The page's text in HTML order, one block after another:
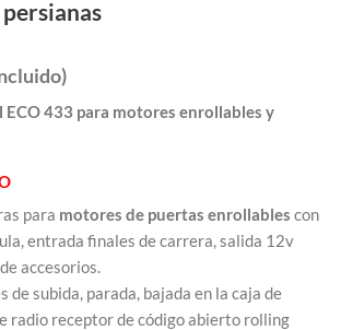
433 para motores enrollables y
para motores de puertas enrollables con
entrada finales de carrera, salida 12v
accesorios.
de subida, parada, bajada en la caja de
radio receptor de código abierto rolling